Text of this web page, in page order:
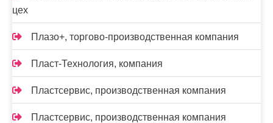
цех
Плазо+, торгово-производственная компания
Пласт-Технология, компания
Пластсервис, производственная компания
Пластсервис, производственная компания